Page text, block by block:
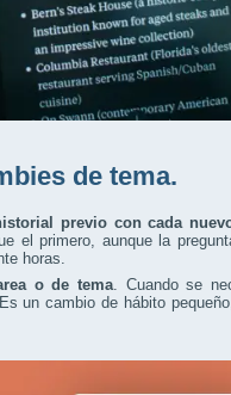
de tema.
previo con cada
el primero, aunque la
horas.
o de tema. Cuando se
un cambio de hábito